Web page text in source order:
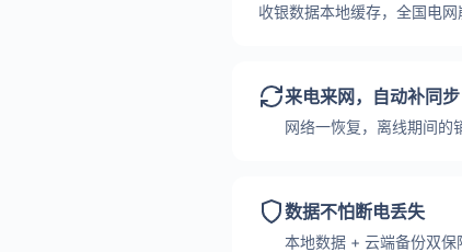
收银数据本地缓存，全国电
来电来网，自动补同步
网络一恢复，离线期间的
数据不怕断电丢失
本地数据 + 云端备份双保